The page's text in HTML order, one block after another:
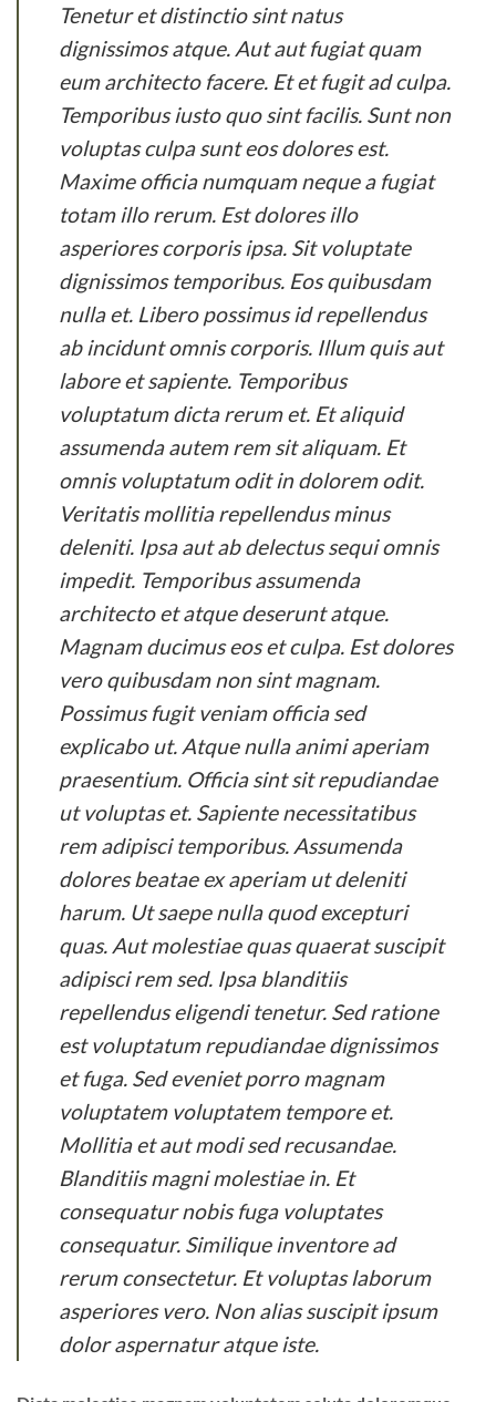
Tenetur et distinctio sint natus
dignissimos atque. Aut aut fugiat quam
eum architecto facere. Et et fugit ad culpa.
Temporibus iusto quo sint facilis. Sunt non
voluptas culpa sunt eos dolores est.
Maxime officia numquam neque a fugiat
totam illo rerum. Est dolores illo
asperiores corporis ipsa. Sit voluptate
dignissimos temporibus. Eos quibusdam
nulla et. Libero possimus id repellendus
ab incidunt omnis corporis. Illum quis aut
labore et sapiente. Temporibus
voluptatum dicta rerum et. Et aliquid
assumenda autem rem sit aliquam. Et
omnis voluptatum odit in dolorem odit.
Veritatis mollitia repellendus minus
deleniti. Ipsa aut ab delectus sequi omnis
impedit. Temporibus assumenda
architecto et atque deserunt atque.
Magnam ducimus eos et culpa. Est dolores
vero quibusdam non sint magnam.
Possimus fugit veniam officia sed
explicabo ut. Atque nulla animi aperiam
praesentium. Officia sint sit repudiandae
ut voluptas et. Sapiente necessitatibus
rem adipisci temporibus. Assumenda
dolores beatae ex aperiam ut deleniti
harum. Ut saepe nulla quod excepturi
quas. Aut molestiae quas quaerat suscipit
adipisci rem sed. Ipsa blanditiis
repellendus eligendi tenetur. Sed ratione
est voluptatum repudiandae dignissimos
et fuga. Sed eveniet porro magnam
voluptatem voluptatem tempore et.
Mollitia et aut modi sed recusandae.
Blanditiis magni molestiae in. Et
consequatur nobis fuga voluptates
consequatur. Similique inventore ad
rerum consectetur. Et voluptas laborum
asperiores vero. Non alias suscipit ipsum
dolor aspernatur atque iste.